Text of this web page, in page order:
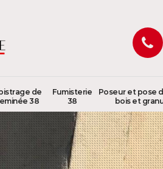
de
38
Fumisterie
38
Poseur et pose
bois et